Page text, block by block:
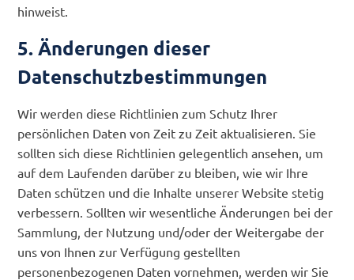
hinweist.
5. Änderungen dieser
Datenschutzbestimmungen
Wir werden diese Richtlinien zum Schutz Ihrer
persönlichen Daten von Zeit zu Zeit aktualisieren. Sie
sollten sich diese Richtlinien gelegentlich ansehen, um
auf dem Laufenden darüber zu bleiben, wie wir Ihre
Daten schützen und die Inhalte unserer Website stetig
verbessern. Sollten wir wesentliche Änderungen bei der
Sammlung, der Nutzung und/oder der Weitergabe der
uns von Ihnen zur Verfügung gestellten
personenbezogenen Daten vornehmen, werden wir Sie